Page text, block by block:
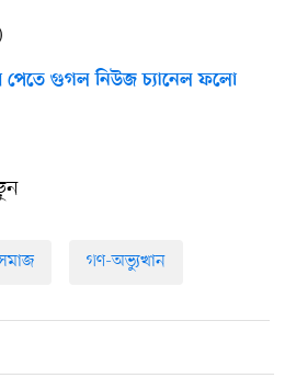
গুগল নিউজ চ্যানেল ফলো
সমাজ গণ-অভ্যুত্থান